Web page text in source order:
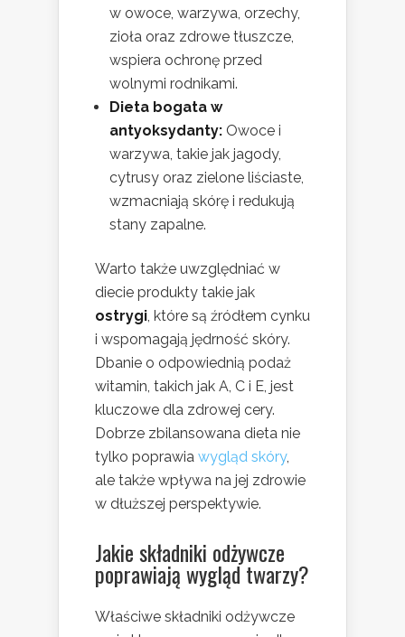
w owoce, warzywa, orzechy,
zioła oraz zdrowe tłuszcze,
wspiera ochronę przed
wolnymi rodnikami.
Dieta bogata w
antyoksydanty: Owoce i
warzywa, takie jak jagody,
cytrusy oraz zielone liściaste,
wzmacniają skórę i redukują
stany zapalne.
Warto także uwzględniać w
diecie produkty takie jak
ostrygi, które są źródłem cynku
i wspomagają jędrność skóry.
Dbanie o odpowiednią podaż
witamin, takich jak A, C i E, jest
kluczowe dla zdrowej cery.
Dobrze zbilansowana dieta nie
tylko poprawia wygląd skóry,
ale także wpływa na jej zdrowie
w dłuższej perspektywie.
Jakie składniki odżywcze
poprawiają wygląd twarzy?
Właściwe składniki odżywcze